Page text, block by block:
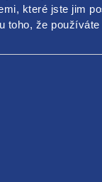
které jste jim
toho, že používáte
2021 -